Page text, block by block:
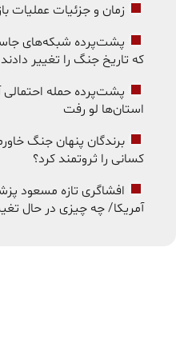
زمان و جزئیات عملیات
پشت‌پرده شبکه‌های
که تاریخ جنگ را تغییر دادند
پشت‌پرده حمله احتمالی
استان‌ها لو رفت
کسانی را ثروتمند کرد؟
افشاگری تازه مسعود
آمریکا/ چه چیزی در حال